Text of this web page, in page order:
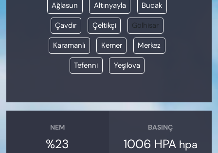
Ağlasun Altınyayla Bucak
Çavdır Çeltikçi Gölhisar
Karamanlı Kemer Merkez
Tefenni Yeşilova
NEM
%23
BASINÇ
1006 HPA hpa
SİYASET
VAN VE DİYARBAKIR HABERLERİ